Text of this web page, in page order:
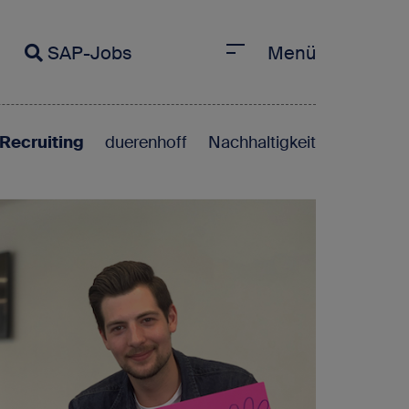
SAP-Jobs Menü
Jobs anzeigen
Blogbeiträge
Erfahrungen beschleunigen SAP-
Behörden setzen den Fuß
duerenhoff Nachhaltigkeit